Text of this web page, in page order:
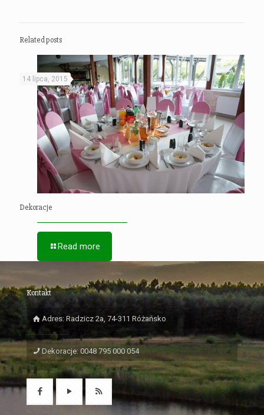
Related posts
14 lipca, 2015
Dekoracje
Read more
Kontakt
Adres: Radzicz 2a, 74-311 Różańsko
Dekoracje: 0048 795 000 054